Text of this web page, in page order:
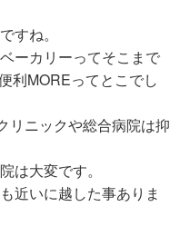
すね。
ーカリーってそこまで
利MOREってとこでし
リニックや総合病院は抑
は大変です。
近いに越した事ありま